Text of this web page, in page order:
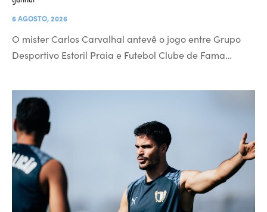
6 AGOSTO, 2026
O mister Carlos Carvalhal antevê o jogo entre Grupo
Desportivo Estoril Praia e Futebol Clube de Fama…